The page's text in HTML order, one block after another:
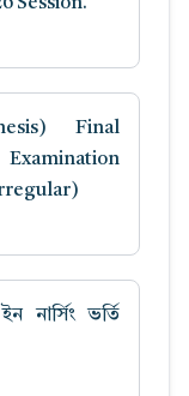
Final
নার্সিং ভর্তি